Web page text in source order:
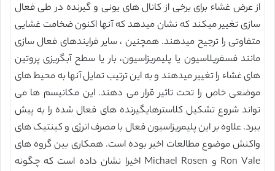
از عرض غشاء برای برخی از کانال های یونی و گیرنده در طی فعال
سازی تغییر میکند که نشان میدهد که آنها اکنون ضخامت غشایی
متفاوتی را ترجیح میدهند. همچنین ، سایر فرایندهای فعال سازی
مانند فسفریلاسیون یا پلیمریزاسیون، بار یا سطح آبگریزی پروتین
های غشاء را تغییر میدهند و به این ترتیب تمایل آنها به محیط های
موضعی خاص را تحت تاثیر قرار می دهند. این مکانیسم ها می
تواند شروع تشکیل کلاسترهایگیرنده های فعال شده را به پیش
ببرد. علاوه بر این پلیمریزاسیون فعال با مصرف انرژی و کینتیک های
واکنش موضوع مطالعات اخیر بوده است. همکاری بین گروه های
Ron Vale و Michael Rosen اخیرا نشان داده است که چگونه